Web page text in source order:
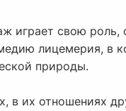
играет свою роль,
лицемерия, в
природы.
в их отношениях